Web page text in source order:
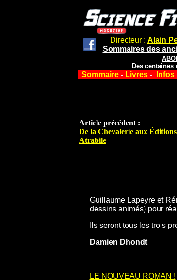
Directeur : Alain
Sommaires des
Des
Sommaire- Livres- Infos
Article précédent :
De la Chevalerie aux Éditions
Atrabile
Guillaume Lapeyre et
dessins animés) pour
Ils seront tous les trois
Damien Dhondt
LE NOUVEAU ROMAN !